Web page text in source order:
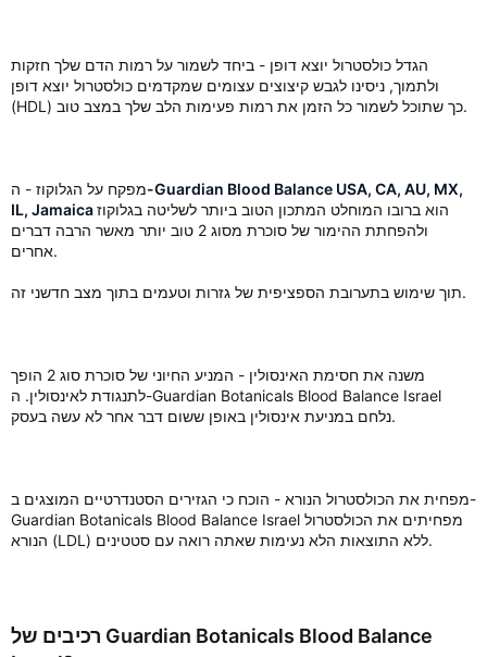
הגדל כולסטרול יוצא דופן - ביחד לשמור על רמות הדם שלך חזקות
ולתמוך, ניסינו לגבש קיצוצים עצומים שמקדמים כולסטרול יוצא דופן
(HDL) כך שתוכל לשמור כל הזמן את רמות פעימות הלב שלך במצב טוב.
מפקח על הגלוקוז - ה-Guardian Blood Balance USA, CA, AU, MX,
IL, Jamaicaהוא ברובו המוחלט המתכון הטוב ביותר לשליטה בגלוקוז
ולהפחתת ההימור של סוכרת מסוג 2 טוב יותר מאשר הרבה דברים
אחרים.
תוך שימוש בתערובת הספציפית של גזרות וטעמים בתוך מצב חדשני זה.
משנה את חסימת האינסולין - המניע החיוני של סוכרת סוג 2 הופך
לתנגודת לאינסולין. ה-Guardian Botanicals Blood Balance Israel
נלחם במניעת אינסולין באופן ששום דבר אחר לא עשה בעסק.
מפחית את הכולסטרול הנורא - הוכח כי הגזירים הסטנדרטיים המוצגים ב-
Guardian Botanicals Blood Balance Israel מפחיתים את הכולסטרול
הנורא (LDL) ללא התוצאות הלא נעימות שאתה רואה עם סטטינים.
רכיבים של Guardian Botanicals Blood Balance